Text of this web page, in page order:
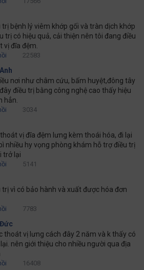
trị bệnh lý viêm khớp gối và tràn dịch khớp
trị có hiệu quả, cải thiện nên tôi đang điều
đĩa đệm.
22583
nơi như châm cứu, bấm huyệt,đông tây
điều trị bằng công nghệ cao thấy hiệu
hẳn.
3034
vị đĩa đệm lưng kèm thoái hóa, đi lại
nhiều hy vọng phòng khám hỗ trợ điều trị
trở lại
5141
vì có bảo hành và xuất được hóa đơn
7783
thoát vị lưng cách đây 2 năm và k thấy có
nên giới thiệu cho nhiều người qua địa
16408